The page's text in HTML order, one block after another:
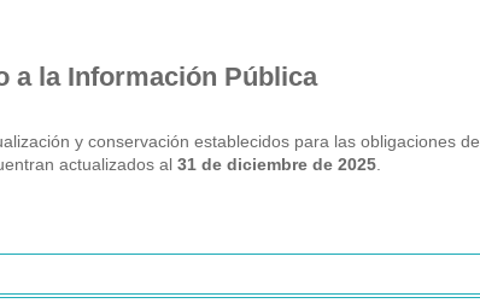
a la Información Pública
y conservación establecidos para las obligaciones de
actualizados al 31 de diciembre de 2025